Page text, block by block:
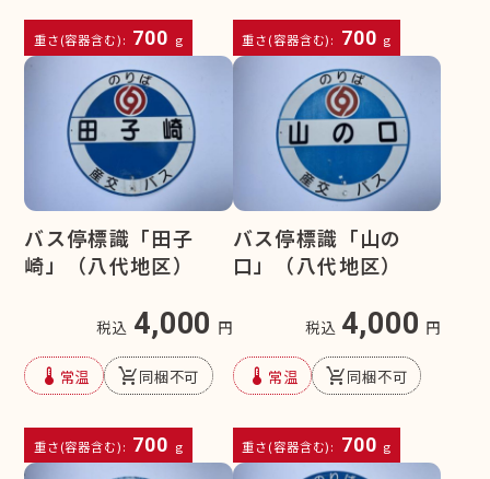
重さ(容器含む): 700 g 重さ(容器含む): 700 g
バス停標識「田子
崎」（八代地区）
税込 4,000 円
device_thermostat 常温 remove_shopping_cart同梱不可
重さ(容器含む): 700 g
バス停標識「山の
口」（八代地区）
税込 4,000 円
device_thermostat 常温 remove_shopping_cart同梱不可
重さ(容器含む): 700 g